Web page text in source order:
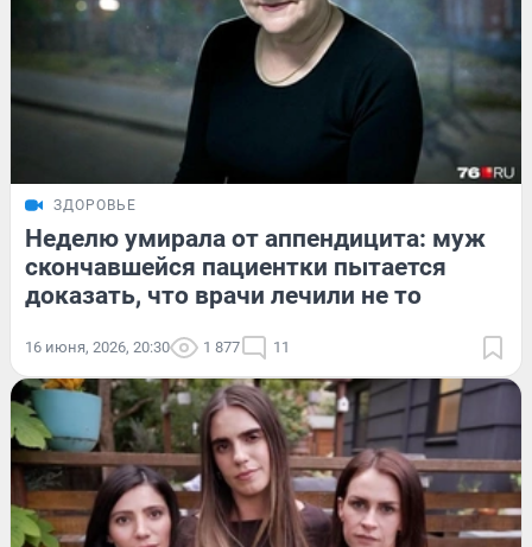
ЗДОРОВЬЕ
Неделю умирала от аппендицита: муж
скончавшейся пациентки пытается
доказать, что врачи лечили не то
16 июня, 2026, 20:30 1 877 11